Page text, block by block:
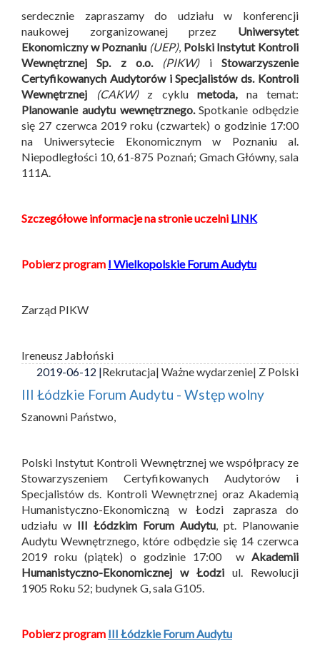
serdecznie zapraszamy do udziału w konferencji
naukowej zorganizowanej przez Uniwersytet
Ekonomiczny w Poznaniu (UEP), Polski Instytut Kontroli
Wewnętrznej Sp. z o.o.
(PIKW)iStowarzyszenie
Certyfikowanych Audytorów i Specjalistów ds. Kontroli
Wewnętrznej
(CAKW)z cyklu metoda, na temat:
Planowanie audytu wewnętrznego.Spotkanie odbędzie
się 27 czerwca 2019 roku (czwartek) o godzinie 17:00
na Uniwersytecie Ekonomicznym w Poznaniu al.
Niepodległości 10, 61-875 Poznań; Gmach Główny, sala
111A.
Szczegółowe informacje na stronie uczelni LINK
Pobierz program I Wielkopolskie Forum Audytu
Zarząd PIKW
Ireneusz Jabłoński
2019-06-12 |Rekrutacja| Ważne wydarzenie| Z Polski
III Łódzkie Forum Audytu - Wstęp wolny
Szanowni Państwo,
Polski Instytut Kontroli Wewnętrznej we współpracy ze
Stowarzyszeniem Certyfikowanych Audytorów i
Specjalistów ds. Kontroli Wewnętrznej oraz Akademią
Humanistyczno-Ekonomiczną w Łodzi zaprasza do
udziału w III Łódzkim Forum Audytu , pt. Planowanie
Audytu Wewnętrznego, które odbędzie się 14 czerwca
2019 roku (piątek) o godzinie 17:00 w Akademii
Humanistyczno-Ekonomicznej w Łodzi ul. Rewolucji
1905 Roku 52; budynek G, sala G105.
Pobierz program III Łódzkie Forum Audytu